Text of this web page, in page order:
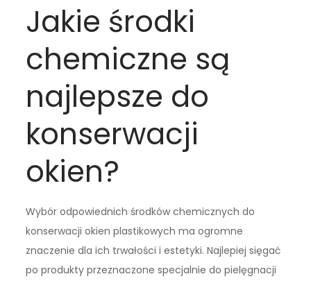
Jakie środki
chemiczne są
najlepsze do
konserwacji
okien?
Wybór odpowiednich środków chemicznych do
konserwacji okien plastikowych ma ogromne
znaczenie dla ich trwałości i estetyki. Najlepiej sięgać
po produkty przeznaczone specjalnie do pielęgnacji